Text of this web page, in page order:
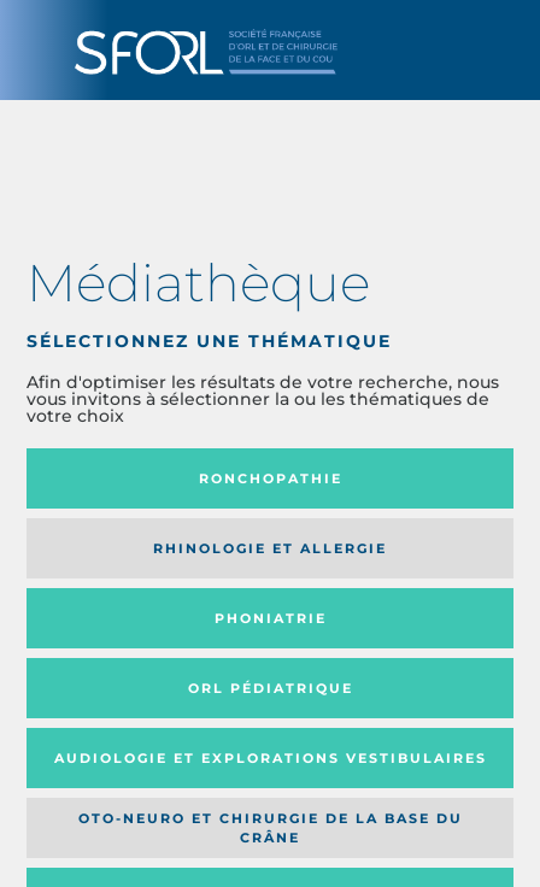
Médiathèque
SÉLECTIONNEZ UNE THÉMATIQUE
Afin d'optimiser les résultats de votre recherche, nous
vous invitons à sélectionner la ou les thématiques de
votre choix
RONCHOPATHIE
RHINOLOGIE ET ALLERGIE
PHONIATRIE
ORL PÉDIATRIQUE
AUDIOLOGIE ET EXPLORATIONS VESTIBULAIRES
OTO-NEURO ET CHIRURGIE DE LA BASE DU
CRÂNE